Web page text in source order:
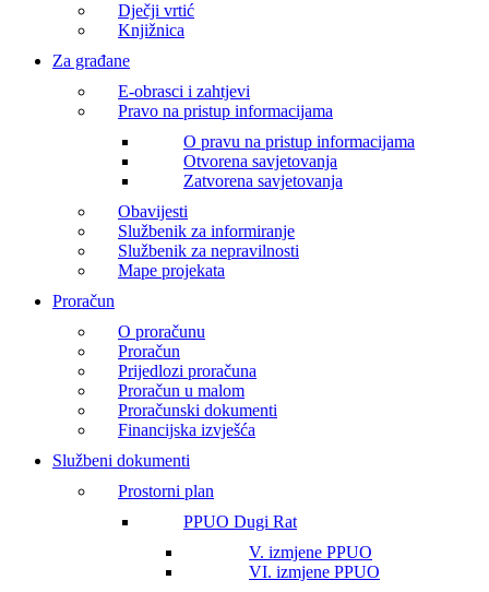
Dječji vrtić
Knjižnica
Za građane
E-obrasci i zahtjevi
Pravo na pristup informacijama
O pravu na pristup informacijama
Otvorena savjetovanja
Zatvorena savjetovanja
Obavijesti
Službenik za informiranje
Službenik za nepravilnosti
Mape projekata
Proračun
O proračunu
Proračun
Prijedlozi proračuna
Proračun u malom
Proračunski dokumenti
Financijska izvješća
Službeni dokumenti
Prostorni plan
PPUO Dugi Rat
V. izmjene PPUO
VI. izmjene PPUO